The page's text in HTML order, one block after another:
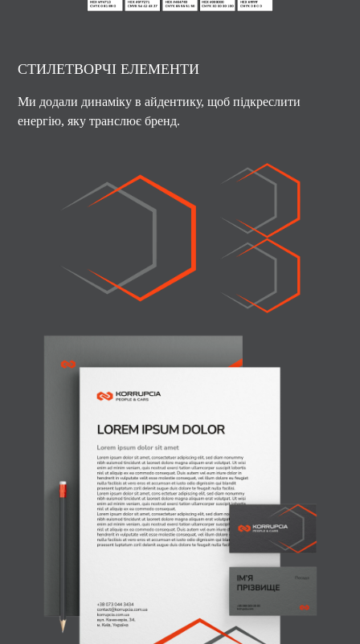
СТИЛЕТВОРЧІ ЕЛЕМЕНТИ
Ми додали динаміку в айдентику, щоб підкреслити
енергію, яку транслює бренд.